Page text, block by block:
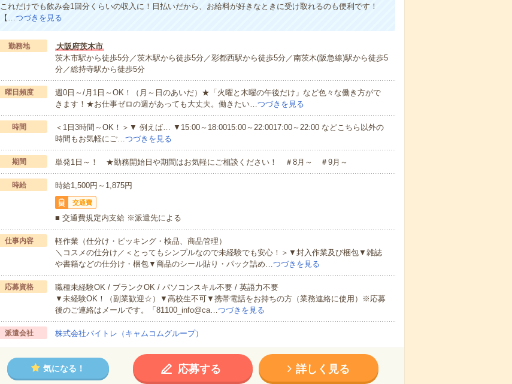
これだけでも飲み会1回分くらいの収入に！日払いだから、お給料が好きなときに受け取れるのも便利です！
【…つづきを見る
勤務地
大阪府茨木市
茨木市駅から徒歩5分／茨木駅から徒歩5分／彩都西駅から徒歩5分／南茨木(阪急線)駅から徒歩5
分／総持寺駅から徒歩5分
曜日頻度
週0日～/月1日～OK！（月～日のあいだ）★「火曜と木曜の午後だけ」など色々な働き方がで
きます！★お仕事ゼロの週があっても大丈夫。働きたい…つづきを見る
時間
＜1日3時間～OK！＞▼ 例えば… ▼15:00～18:0015:00～22:0017:00～22:00 などこちら以外の
時間もお気軽にご…つづきを見る
期間 単発1日～！ ★勤務開始日や期間はお気軽にご相談ください！ ＃8月～ ＃9月～
時給 時給1,500円～1,875円
交通費
■ 交通費規定内支給 ※派遣先による
仕事内容
軽作業（仕分け・ピッキング・検品、商品管理）
＼コスメの仕分け／＜とってもシンプルなので未経験でも安心！＞▼封入作業及び梱包▼雑誌
や書籍などの仕分け・梱包▼商品のシール貼り・パック詰め…つづきを見る
応募資格
職種未経験OK / ブランクOK / パソコンスキル不要 / 英語力不要
▼未経験OK！（副業歓迎☆）▼高校生不可▼携帯電話をお持ちの方（業務連絡に使用）※応募
後のご連絡はメールです。「81100_info@ca…つづきを見る
派遣会社 株式会社バイトレ（キャムコムグループ）
気になる！ 応募する 詳しく見る